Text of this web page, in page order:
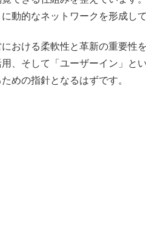
動的なネットワークを形成して
おける柔軟性と革新の重要性
、そして「ユーザーイン」と
めの指針となるはずです。